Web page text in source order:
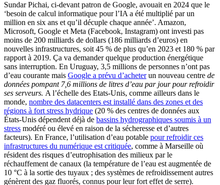
Sundar Pichai, ci-devant patron de Google, avouait en 2024 que le
‘besoin de calcul informatique pour l’IA a été multiplié par un
million en six ans et qu’il décuple chaque année’. Amazon,
Microsoft, Google et Meta (Facebook, Instagram) ont investi pas
moins de 200 milliards de dollars (186 milliards d’euros) en
nouvelles infrastructures, soit 45 % de plus qu’en 2023 et 180 % par
rapport à 2019. Ça va demander quelque production énergétique
sans interruption. En Uruguay, 3,5 millions de personnes n’ont pas
d’eau courante mais Google a prévu d’acheterun nouveau centre de
données pompant 7,6 millions de litres d’eau par jour pour refroidir
ses serveurs. A l’échelle des Etats-Unis, comme ailleurs dans le
monde, nombre des datacenters est installé dans des zones et des
régions à fort stress hydrique (20 % des centres de données aux
États-Unis dépendent déjà de bassins hydrographiques soumis à un
stress modéré ou élevé en raison de la sécheresse et d’autres
facteurs). En France, l’utilisation d’eau potable pour refroidir ces
infrastructures du numérique est critiquée, comme à Marseille où
résident des risques d’eutrophisation des milieux par le
réchauffement de canaux (la température de l’eau est augmentée de
10 °C à la sortie des tuyaux ; des systèmes de refroidissement autres
génèrent des gaz fluorés, connus pour leur fort effet de serre).